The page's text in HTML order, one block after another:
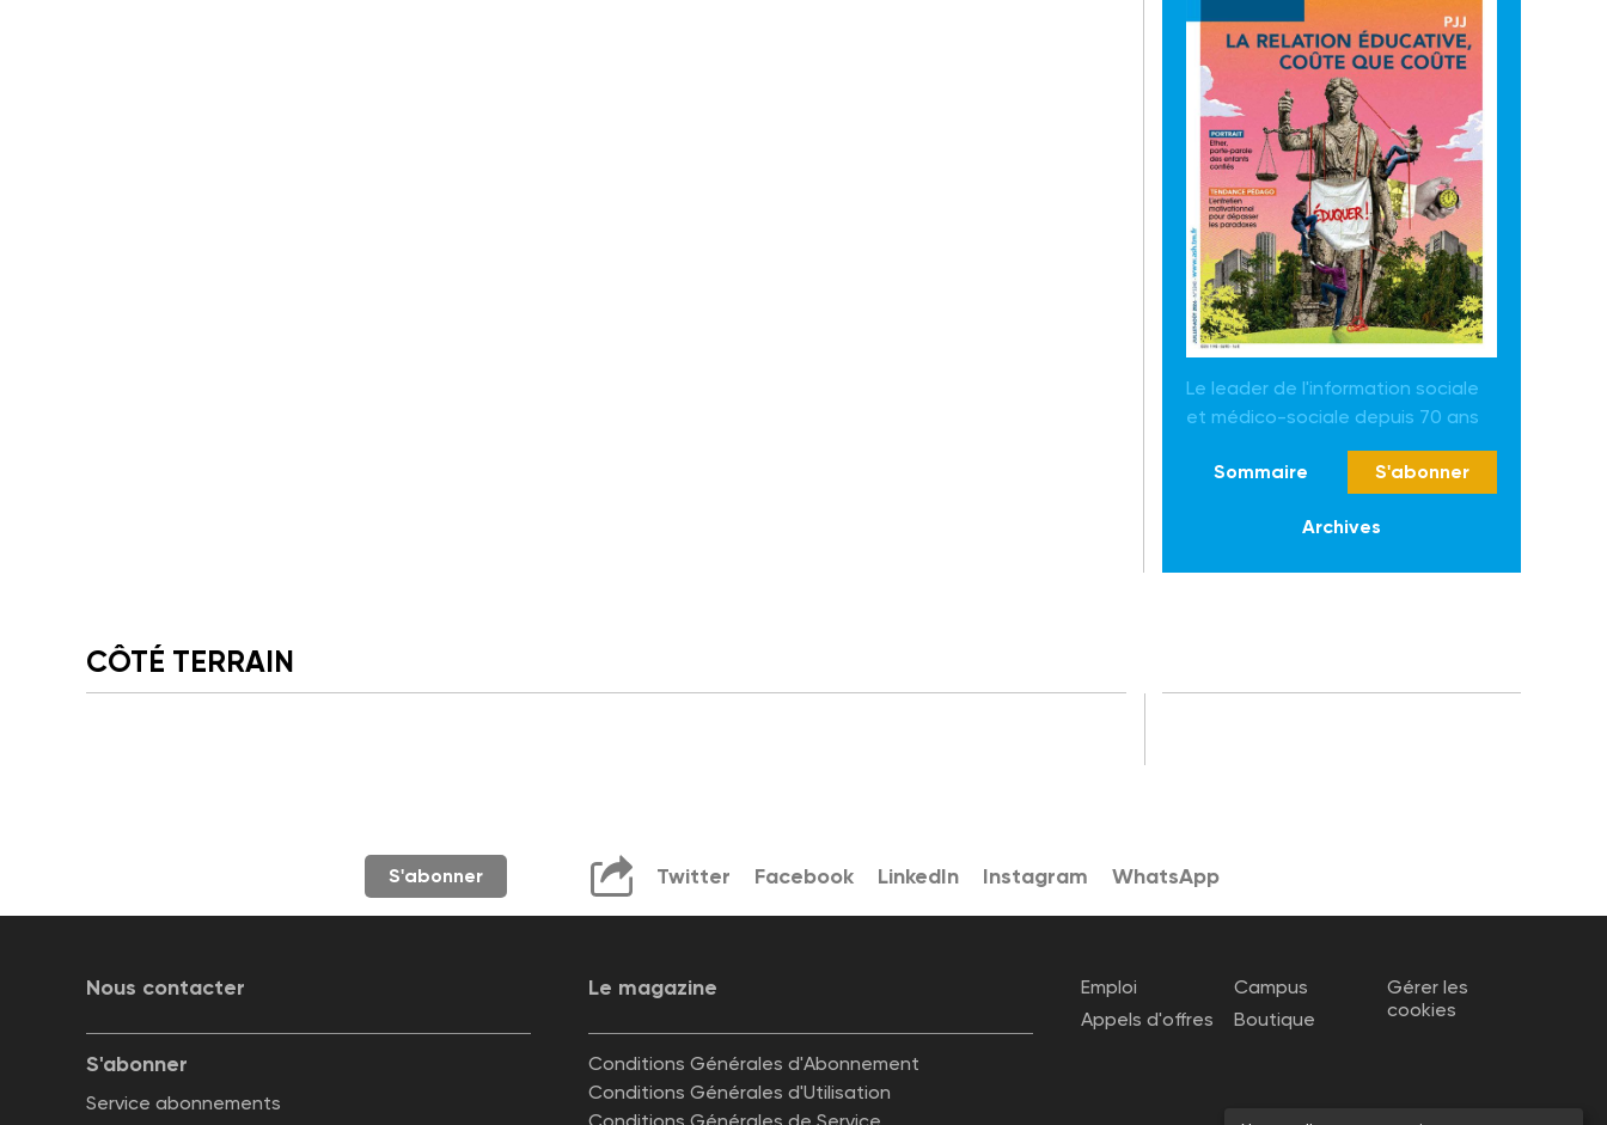
Le leader de l'information sociale
et médico-sociale depuis 70 ans
Sommaire S'abonner
Archives
CÔTÉ TERRAIN
S'abonner Twitter Facebook LinkedIn Instagram WhatsApp
Nous contacter Le magazine
S'abonner
Service abonnements
Conditions Générales d'Abonnement
Conditions Générales d'Utilisation
Emploi
Appels d'offres
Campus
Boutique
Gérer les
cookies